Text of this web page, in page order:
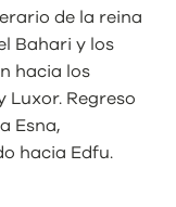
de la reina
Bahari y los
hacia los
Luxor. Regreso
Esna,
hacia Edfu.